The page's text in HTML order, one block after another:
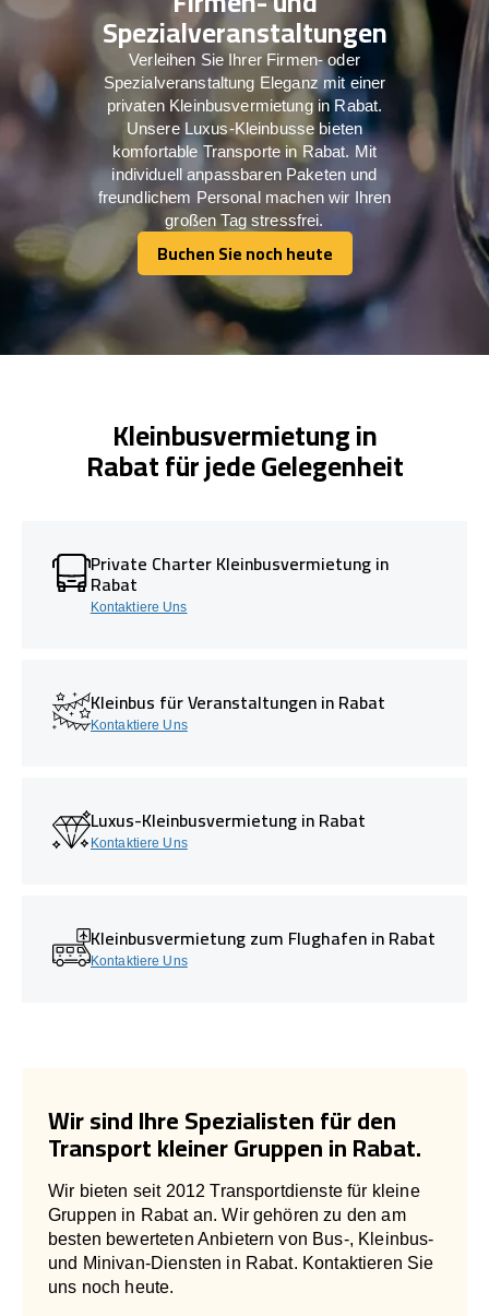
Spezialveranstaltungen
Verleihen Sie Ihrer Firmen- oder
Spezialveranstaltung Eleganz mit einer
privaten Kleinbusvermietung in Rabat.
Unsere Luxus-Kleinbusse bieten
komfortable Transporte in Rabat. Mit
individuell anpassbaren Paketen und
freundlichem Personal machen wir Ihren
großen Tag stressfrei.
Buchen Sie noch heute
Buchen Sie noch heute
Kleinbusvermietung in
Rabat für jede Gelegenheit
Private Charter Kleinbusvermietung in
Rabat
Kontaktiere Uns
Kleinbus für Veranstaltungen in Rabat
Kontaktiere Uns
Luxus-Kleinbusvermietung in Rabat
Kontaktiere Uns
Kleinbusvermietung zum Flughafen in Rabat
Kontaktiere Uns
Wir sind Ihre Spezialisten für den
Transport kleiner Gruppen in Rabat.
Wir bieten seit 2012 Transportdienste für kleine
Gruppen in Rabat an. Wir gehören zu den am
besten bewerteten Anbietern von Bus-, Kleinbus-
und Minivan-Diensten in Rabat. Kontaktieren Sie
uns noch heute.